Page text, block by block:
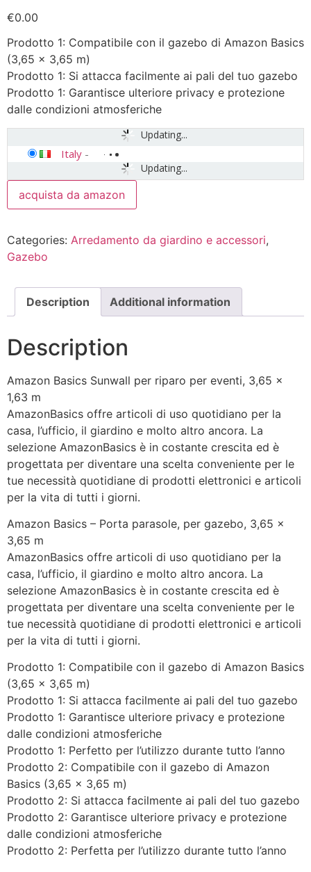
€0.00
Prodotto 1: Compatibile con il gazebo di Amazon Basics
(3,65 x 3,65 m)
Prodotto 1: Si attacca facilmente ai pali del tuo gazebo
Prodotto 1: Garantisce ulteriore privacy e protezione
dalle condizioni atmosferiche
Updating...
Updating...
Italy -
acquista da amazon
Categories: Arredamento da giardino e accessori,
Gazebo
Description Additional information
Description
Amazon Basics Sunwall per riparo per eventi, 3,65 x
1,63 m
AmazonBasics offre articoli di uso quotidiano per la
casa, l’ufficio, il giardino e molto altro ancora. La
selezione AmazonBasics è in costante crescita ed è
progettata per diventare una scelta conveniente per le
tue necessità quotidiane di prodotti elettronici e articoli
per la vita di tutti i giorni.
Amazon Basics – Porta parasole, per gazebo, 3,65 x
3,65 m
AmazonBasics offre articoli di uso quotidiano per la
casa, l’ufficio, il giardino e molto altro ancora. La
selezione AmazonBasics è in costante crescita ed è
progettata per diventare una scelta conveniente per le
tue necessità quotidiane di prodotti elettronici e articoli
per la vita di tutti i giorni.
Prodotto 1: Compatibile con il gazebo di Amazon Basics
(3,65 x 3,65 m)
Prodotto 1: Si attacca facilmente ai pali del tuo gazebo
Prodotto 1: Garantisce ulteriore privacy e protezione
dalle condizioni atmosferiche
Prodotto 1: Perfetto per l’utilizzo durante tutto l’anno
Prodotto 2: Compatibile con il gazebo di Amazon
Basics (3,65 x 3,65 m)
Prodotto 2: Si attacca facilmente ai pali del tuo gazebo
Prodotto 2: Garantisce ulteriore privacy e protezione
dalle condizioni atmosferiche
Prodotto 2: Perfetta per l’utilizzo durante tutto l’anno